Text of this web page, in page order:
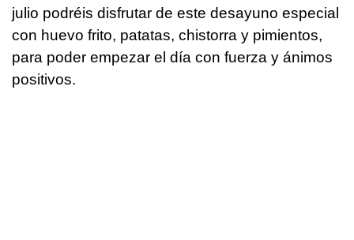
julio podréis disfrutar de este desayuno especial
con huevo frito, patatas, chistorra y pimientos,
para poder empezar el día con fuerza y ánimos
positivos.